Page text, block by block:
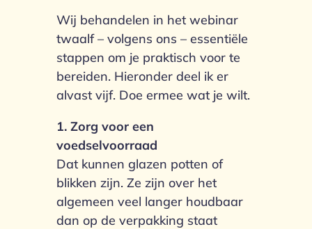
Wij behandelen in het webinar
twaalf – volgens ons – essentiële
stappen om je praktisch voor te
bereiden. Hieronder deel ik er
alvast vijf. Doe ermee wat je wilt.
1. Zorg voor een
voedselvoorraad
Dat kunnen glazen potten of
blikken zijn. Ze zijn over het
algemeen veel langer houdbaar
dan op de verpakking staat